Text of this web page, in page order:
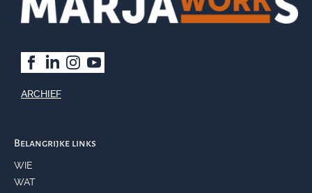
ARCHIEF
Belangrijke links
WIE
WAT